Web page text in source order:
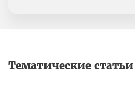
Тематические статьи